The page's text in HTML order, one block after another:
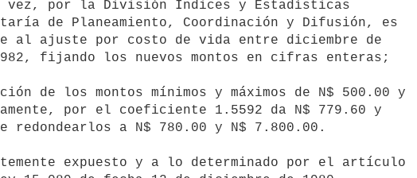
vez, por la División Indices y Estadísticas
de Planeamiento, Coordinación y Difusión, es
al ajuste por costo de vida entre diciembre de
fijando los nuevos montos en cifras enteras;
de los montos mínimos y máximos de N$ 500.00 y
por el coeficiente 1.5592 da N$ 779.60 y
redondearlos a N$ 780.00 y N$ 7.800.00.
expuesto y a lo determinado por el artículo